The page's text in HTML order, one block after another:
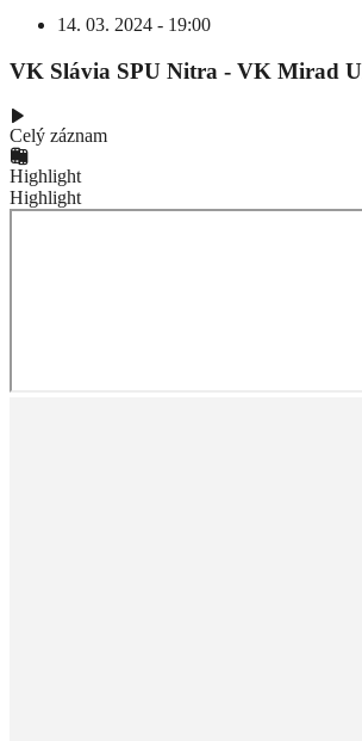
14. 03. 2024 - 19:00
VK Slávia SPU Nitra - VK Mirad
Celý záznam
Highlight
Highlight